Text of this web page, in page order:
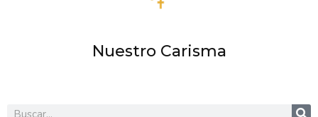
Nuestro Carisma